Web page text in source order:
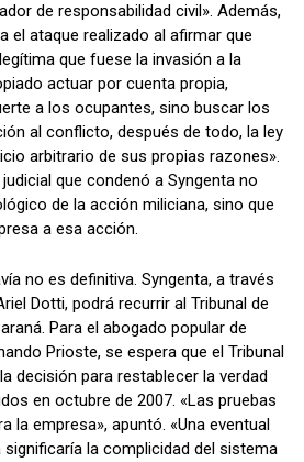
de responsabilidad civil». Además,
el ataque realizado al afirmar que
que fuese la invasión a la
actuar por cuenta propia,
a los ocupantes, sino buscar los
al conflicto, después de todo, la ley
arbitrario de sus propias razones».
que condenó a Syngenta no
de la acción miliciana, sino que
a esa acción.
no es definitiva. Syngenta, a través
Dotti, podrá recurrir al Tribunal de
Para el abogado popular de
Prioste, se espera que el Tribunal
decisión para restablecer la verdad
en octubre de 2007. «Las pruebas
la empresa», apuntó. «Una eventual
la complicidad del sistema